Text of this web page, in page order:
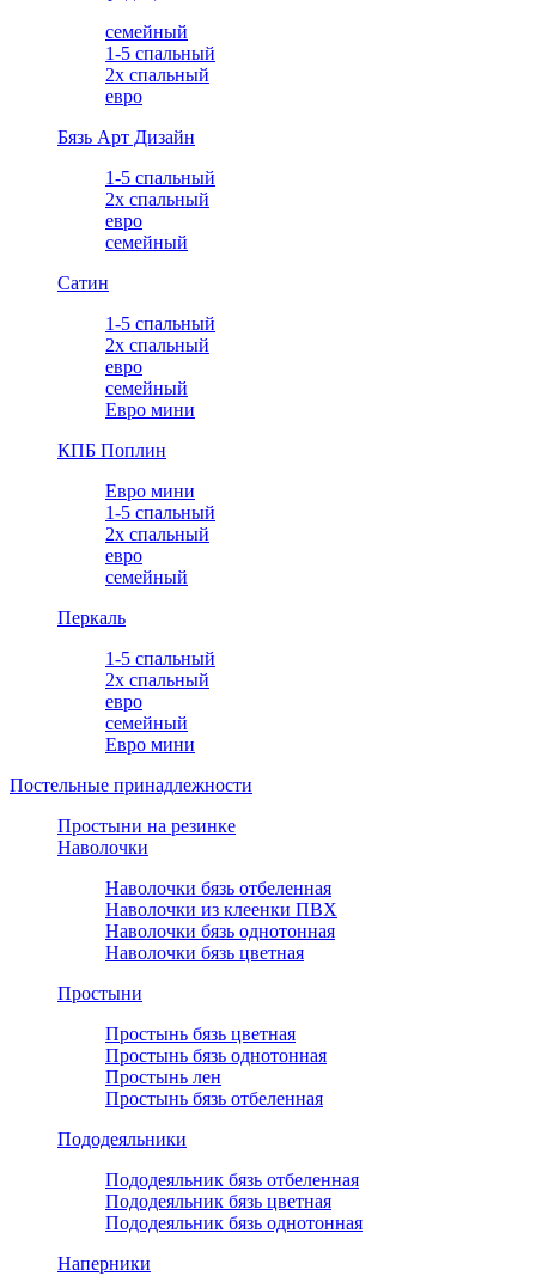
семейный
1-5 спальный
2х спальный
евро
Бязь Арт Дизайн
1-5 спальный
2х спальный
евро
семейный
Сатин
1-5 спальный
2х спальный
евро
семейный
Евро мини
КПБ Поплин
Евро мини
1-5 спальный
2х спальный
евро
семейный
Перкаль
1-5 спальный
2х спальный
евро
семейный
Евро мини
Постельные принадлежности
Простыни на резинке
Наволочки
Наволочки бязь отбеленная
Наволочки из клеенки ПВХ
Наволочки бязь однотонная
Наволочки бязь цветная
Простыни
Простынь бязь цветная
Простынь бязь однотонная
Простынь лен
Простынь бязь отбеленная
Пододеяльники
Пододеяльник бязь отбеленная
Пододеяльник бязь цветная
Пододеяльник бязь однотонная
Наперники